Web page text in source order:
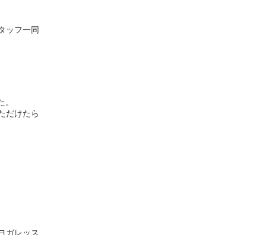
ッフ一同
だけたら
ガレッス